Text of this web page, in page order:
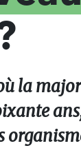
la